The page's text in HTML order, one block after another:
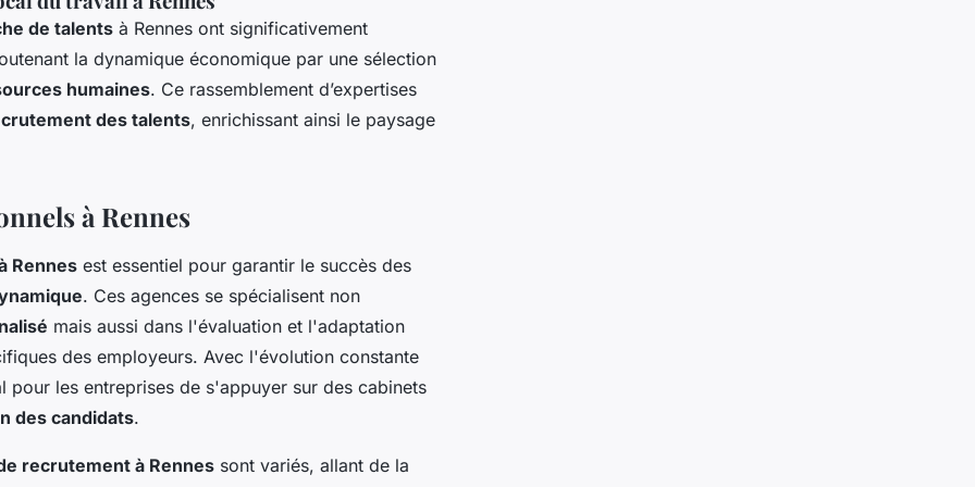
de talents à Rennes ont significativement
la dynamique économique par une sélection
humaines. Ce rassemblement d’expertises
des talents, enrichissant ainsi le paysage
à Rennes
Rennes est essentiel pour garantir le succès des
. Ces agences se spécialisent non
mais aussi dans l'évaluation et l'adaptation
des employeurs. Avec l'évolution constante
pour les entreprises de s'appuyer sur des cabinets
des candidats.
recrutement à Rennes sont variés, allant de la